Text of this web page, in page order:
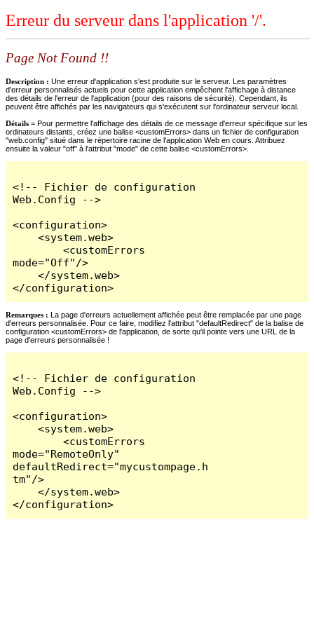
Erreur du serveur dans l'application '/'.
Page Not Found !!
Description : Une erreur d'application s'est produite sur le serveur. Les paramètres
d'erreur personnalisés actuels pour cette application empêchent l'affichage à distance
des détails de l'erreur de l'application (pour des raisons de sécurité). Cependant, ils
peuvent être affichés par les navigateurs qui s'exécutent sur l'ordinateur serveur local.
Détails = Pour permettre l'affichage des détails de ce message d'erreur spécifique sur les
ordinateurs distants, créez une balise <customErrors> dans un fichier de configuration
"web.config" situé dans le répertoire racine de l'application Web en cours. Attribuez
ensuite la valeur "off" à l'attribut "mode" de cette balise <customErrors>.
<!-- Fichier de configuration
Web.Config -->
<configuration>
    <system.web>
        <customErrors
mode="Off"/>
    </system.web>
</configuration>
Remarques : La page d'erreurs actuellement affichée peut être remplacée par une page
d'erreurs personnalisée. Pour ce faire, modifiez l'attribut "defaultRedirect" de la balise de
configuration <customErrors> de l'application, de sorte qu'il pointe vers une URL de la
page d'erreurs personnalisée !
<!-- Fichier de configuration
Web.Config -->
<configuration>
    <system.web>
        <customErrors
mode="RemoteOnly"
defaultRedirect="mycustompage.h
tm"/>
    </system.web>
</configuration>